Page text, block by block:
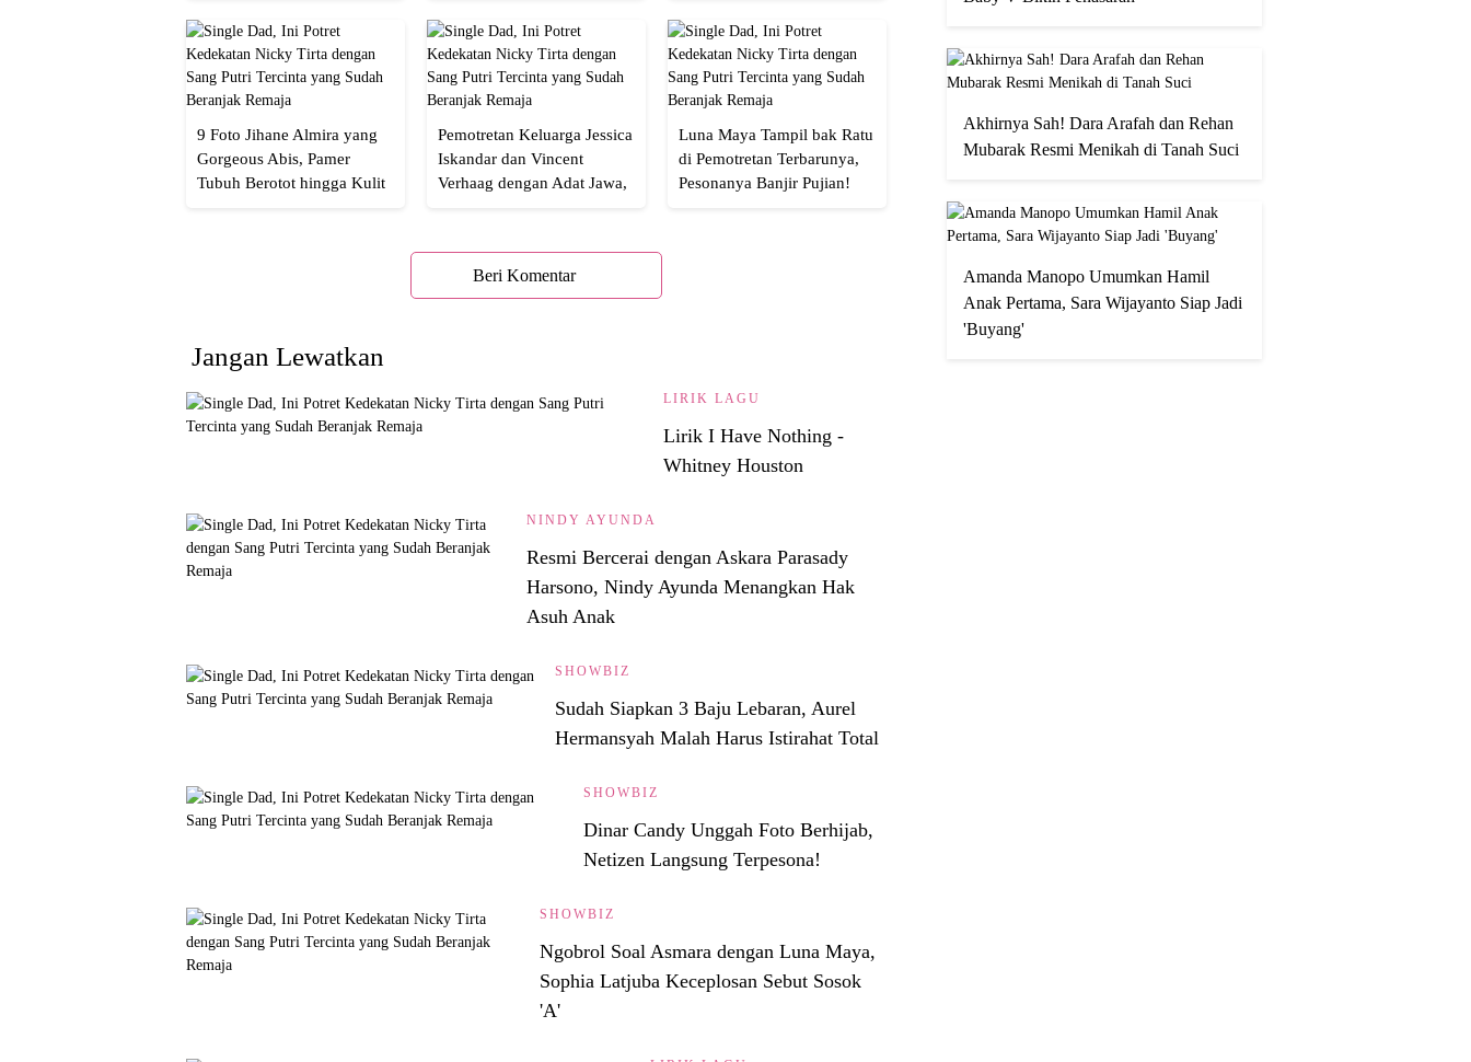
9 Foto Jihane Almira yang
Gorgeous Abis, Pamer
Tubuh Berotot hingga Kulit
Pemotretan Keluarga Jessica
Iskandar dan Vincent
Verhaag dengan Adat Jawa,
Luna Maya Tampil bak Ratu
di Pemotretan Terbarunya,
Pesonanya Banjir Pujian!
Beri Komentar
Jangan Lewatkan
LIRIK LAGU
Lirik I Have Nothing -
Whitney Houston
NINDY AYUNDA
Resmi Bercerai dengan Askara Parasady
Harsono, Nindy Ayunda Menangkan Hak
Asuh Anak
SHOWBIZ
Sudah Siapkan 3 Baju Lebaran, Aurel
Hermansyah Malah Harus Istirahat Total
SHOWBIZ
Dinar Candy Unggah Foto Berhijab,
Netizen Langsung Terpesona!
SHOWBIZ
Ngobrol Soal Asmara dengan Luna Maya,
Sophia Latjuba Keceplosan Sebut Sosok
'A'
Akhirnya Sah! Dara Arafah dan Rehan
Mubarak Resmi Menikah di Tanah Suci
Amanda Manopo Umumkan Hamil
Anak Pertama, Sara Wijayanto Siap Jadi
'Buyang'